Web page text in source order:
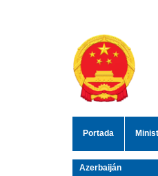
Portada
Azerbaiján